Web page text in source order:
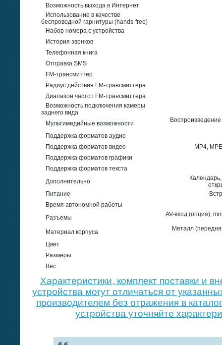
Возможность выхода в Интернет
Использование в качестве
беспроводной гарнитуры (hands-free)
Набор номера с устройства
История звонков
Телефонная книга
Отправка SMS
FM-трансмиттер
Радиус действия FM-трансмиттера
Диапазон частот FM-трансмиттера
Возможность подключения камеры
заднего вида
Мультимедийные возможности
Поддержка форматов аудио
Поддержка форматов видео
MP4,
Поддержка форматов графики
Поддержка форматов текста
Дополнительно
Питание
Время автономной работы
Разъемы
AV-вход (опция),
Материал корпуса Металл
Цвет
Размеры
Вес
Xарактеристики, комплект поставки и
устройства могут отличаться от
производителем без отражения в
устройства уточняйте